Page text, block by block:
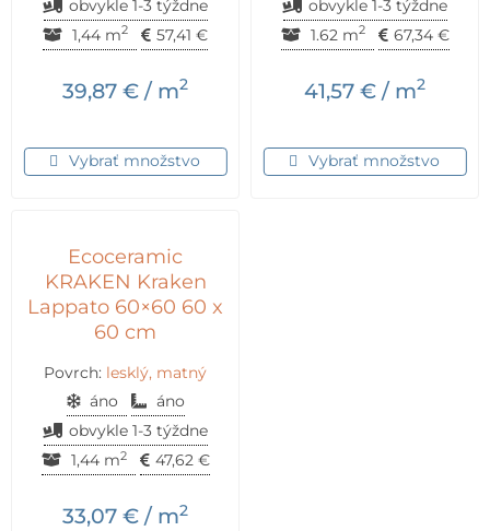
obvykle 1-3 týždne
1,44 m2 57,41 €
39,87 € / m2
Vybrať množstvo
obvykle 1-3 týždne
1.62 m2 67,34 €
41,57 € / m2
Vybrať množstvo
Ecoceramic
KRAKEN Kraken
Lappato 60×60 60 x
60 cm
Povrch: lesklý, matný
áno
áno
obvykle 1-3 týždne
1,44 m2 47,62 €
33,07 € / m2